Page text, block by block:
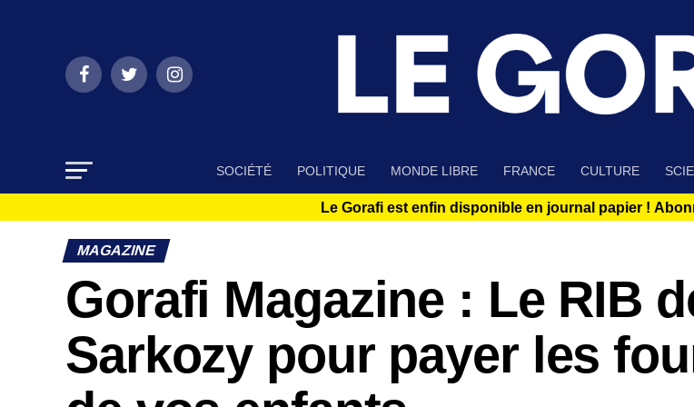
SOCIÉTÉ POLITIQUE MONDE LIBRE FRANCE CULTURE
Le Gorafi est enfin disponible en journal papier !
MAGAZINE
Gorafi Magazine : Le RIB
Sarkozy pour payer les